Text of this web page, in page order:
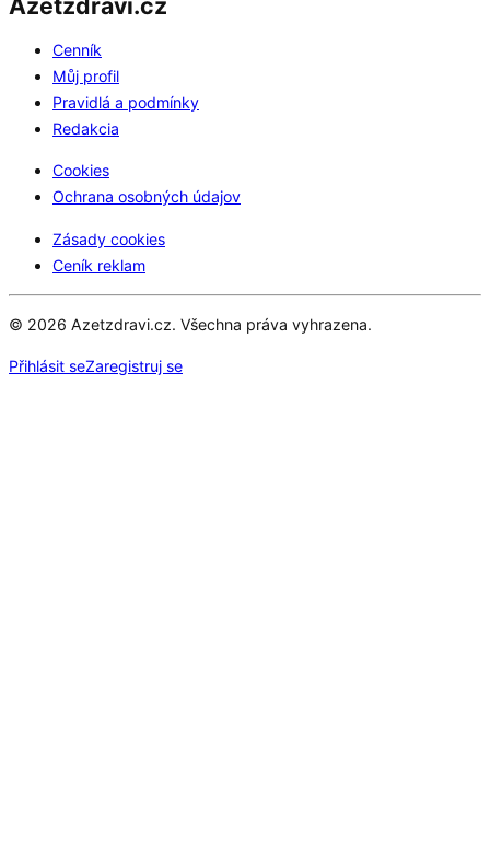
Cenník
Můj profil
Pravidlá a podmínky
Redakcia
Cookies
Ochrana osobných údajov
Zásady cookies
Ceník reklam
© 2026 Azetzdravi.cz. Všechna práva vyhrazena.
Přihlásit seZaregistruj se